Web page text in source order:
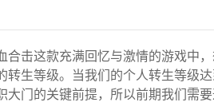
合击这款充满回忆与激情的游戏中
转生等级。当我们的个人转生等级
大门的关键前提，所以前期我们需